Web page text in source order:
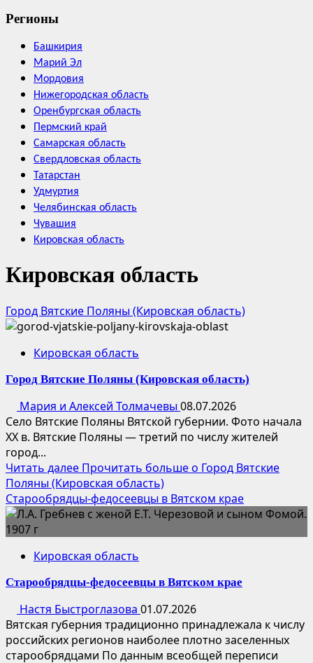
Регионы
Башкирия
Марий Эл
Мордовия
Нижегородская область
Оренбургская область
Пермский край
Самарская область
Свердловская область
Татарстан
Удмуртия
Челябинская область
Чувашия
Кировская область
Кировская область
Город Вятские Поляны (Кировская область)
Кировская область
Город Вятские Поляны (Кировская область)
Мария и Алексей Толмачевы 08.07.2026
Село Вятские Поляны Вятской губернии. Фото начала
XX в. Вятские Поляны — третий по числу жителей
город...
Читать далее Прочитать больше о Город Вятские
Поляны (Кировская область)
Старообрядцы-федосеевцы в Вятском крае
Кировская область
Старообрядцы-федосеевцы в Вятском крае
Настя Быстроглазова 01.07.2026
Вятская губерния традиционно принадлежала к числу
российских регионов наиболее плотно заселенных
старообрядцами По данным всеобщей переписи